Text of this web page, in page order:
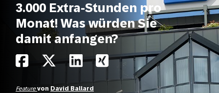
3.000 Extra-Stunden pro
Monat! Was würden Sie
damit anfangen?
Featurevon David Ballard